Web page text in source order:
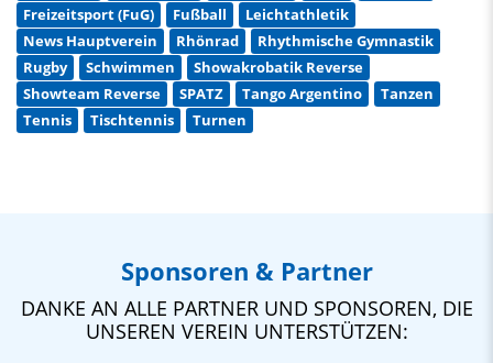
Freizeitsport (FuG)
Fußball
Leichtathletik
News Hauptverein
Rhönrad
Rhythmische Gymnastik
Rugby
Schwimmen
Showakrobatik Reverse
Showteam Reverse
SPATZ Tango Argentino
Tanzen
Tennis
Tischtennis Turnen
Sponsoren & Partner
DANKE AN ALLE PARTNER UND SPONSOREN, DIE
UNSEREN VEREIN UNTERSTÜTZEN: